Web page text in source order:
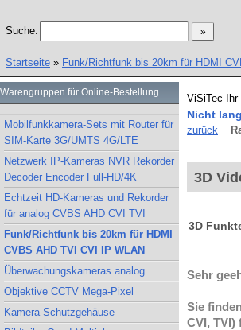
Suche:
Startseite » Funk/Richtfunk bis 20km für HDMI
Warengruppen für Online-Bestellung
Mobilfunkkamera-Sets mit Router für
SIM-Karte 3G/UMTS 4G/LTE
Netzwerk IP-Kameras NVR Rekorder
Decoder Encoder Full-HD/4K
Echtzeit HD-Kameras und Rekorder
für analog CVBS AHD CVI TVI
Funk/Richtfunk bis 20km für HDMI
CVBS AHD TVI CVI IP WLAN
Überwachungskameras analog
Objektive CCTV Mega-Pixel
Kamera-Schutzgehäuse
ViSiTec Ihr
Nicht
zurück
3D
3D
Sehr
Sie
CVI, TVI)